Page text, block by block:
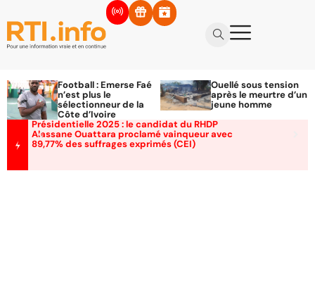
Football : Emerse Faé
n’est plus le
sélectionneur de la
Côte d’Ivoire
Ouellé sous tension
après le meurtre d’un
jeune homme
Présidentielle 2025 : le candidat du RHDP
Alassane Ouattara proclamé vainqueur avec
89,77% des suffrages exprimés (CEI)